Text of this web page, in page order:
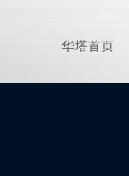
华塔首页